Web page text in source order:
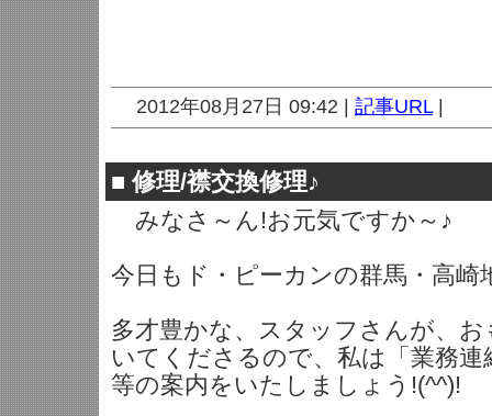
2012年08月27日 09:42 | 記事URL|
■ 修理/襟交換修理♪
みなさ～ん!お元気ですか～♪
今日もド・ピーカンの群馬・高崎
多才豊かな、スタッフさんが、
いてくださるので、私は「業務連
等の案内をいたしましょう!(^^)!